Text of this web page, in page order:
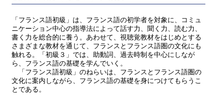
「フランス語初級」は、フランス語の初学者を対象に、コミュ
ニケーション中心の指導法によって話す力、聞く力、読む力、
書く力を総合的に養う。あわせて、視聴覚教材をはじめとする
さまざまな教材を通じて、フランスとフランス語圏の文化にも
触れる。「初級３」では、助動詞、過去時制を中心にしなが
ら、フランス語の基礎を学んでいく。
「フランス語初級」のねらいは、フランスとフランス語圏の
文化に案内しながら、フランス語の基礎を身につけてもらうこ
とである。